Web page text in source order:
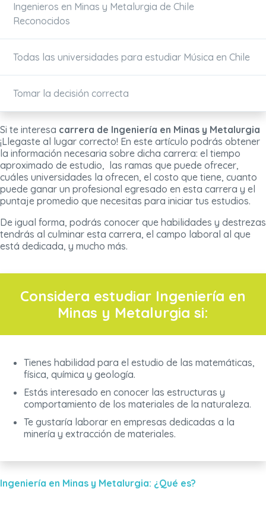
Ingenieros en Minas y Metalurgia de Chile
Reconocidos
Todas las universidades para estudiar Música en Chile
Tomar la decisión correcta
Si te interesa carrera de Ingeniería en Minas y Metalurgia
¡Llegaste al lugar correcto! En este artículo podrás obtener
la información necesaria sobre dicha carrera: el tiempo
aproximado de estudio, las ramas que puede ofrecer,
cuáles universidades la ofrecen, el costo que tiene, cuanto
puede ganar un profesional egresado en esta carrera y el
puntaje promedio que necesitas para iniciar tus estudios.
De igual forma, podrás conocer que habilidades y destrezas
tendrás al culminar esta carrera, el campo laboral al que
está dedicada, y mucho más.
Considera estudiar Ingeniería en
Minas y Metalurgia si:
Tienes habilidad para el estudio de las matemáticas,
física, química y geología.
Estás interesado en conocer las estructuras y
comportamiento de los materiales de la naturaleza.
Te gustaría laborar en empresas dedicadas a la
minería y extracción de materiales.
Ingeniería en Minas y Metalurgia: ¿Qué es?